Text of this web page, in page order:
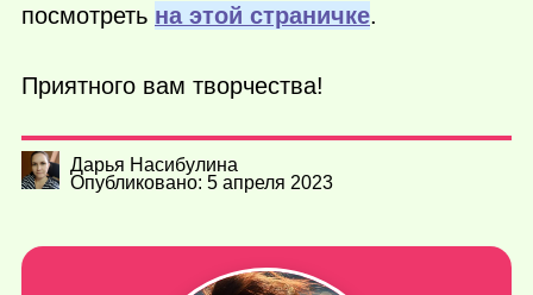
посмотреть на этой страничке.
Приятного вам творчества!
Дарья Насибулина
Опубликовано: 5 апреля 2023